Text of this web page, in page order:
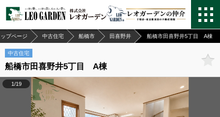
プページ 中古住宅 船橋市 田喜野井 船橋市田喜野井5丁目 A棟
中古住宅
船橋市田喜野井5丁目 A棟
1/19